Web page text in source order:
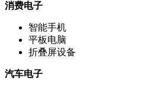
消费电子
智能手机
平板电脑
折叠屏设备
汽车电子